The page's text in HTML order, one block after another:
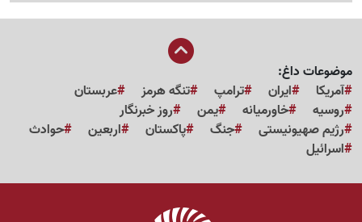
موضوعات داغ:
آمریکا
ایران ترامپ تنگه هرمز
عربستان
روسیه
خاورمیانه یمن
روز خبرنگار
رژیم صهیونیستی
جنگ پاکستان اربعین
حوادث
اسرائیل